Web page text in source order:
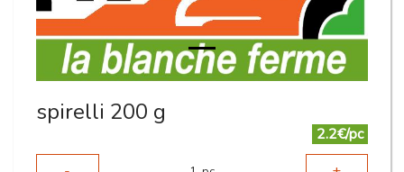
spirelli 200 g
2.2€/pc